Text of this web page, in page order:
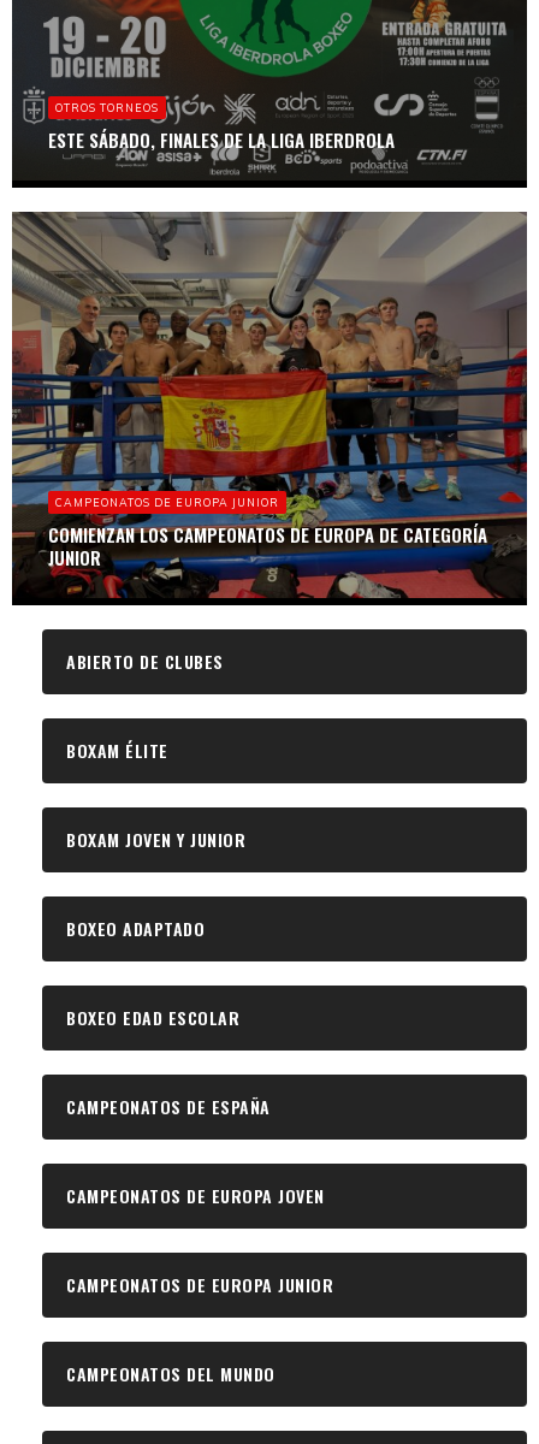
OTROS TORNEOS
ESTE SÁBADO, FINALES DE LA LIGA IBERDROLA
CAMPEONATOS DE EUROPA JUNIOR
COMIENZAN LOS CAMPEONATOS DE EUROPA DE CATEGORÍA
JUNIOR
ABIERTO DE CLUBES
BOXAM ÉLITE
BOXAM JOVEN Y JUNIOR
BOXEO ADAPTADO
BOXEO EDAD ESCOLAR
CAMPEONATOS DE ESPAÑA
CAMPEONATOS DE EUROPA JOVEN
CAMPEONATOS DE EUROPA JUNIOR
CAMPEONATOS DEL MUNDO